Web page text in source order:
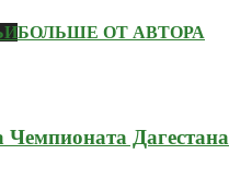
БОЛЬШЕ ОТ АВТОРА
Дагестана